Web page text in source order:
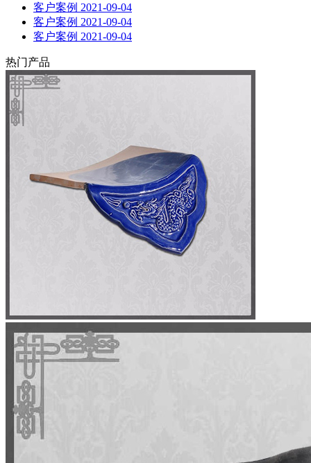
客户案例 2021-09-04
客户案例 2021-09-04
客户案例 2021-09-04
热门产品